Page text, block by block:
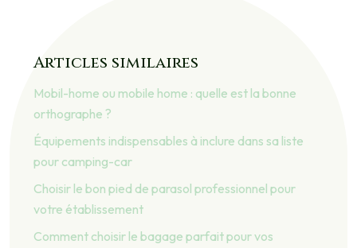
Articles similaires
Mobil-home ou mobile home : quelle est la bonne
orthographe ?
Équipements indispensables à inclure dans sa liste
pour camping-car
Choisir le bon pied de parasol professionnel pour
votre établissement
Comment choisir le bagage parfait pour vos